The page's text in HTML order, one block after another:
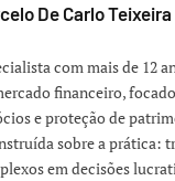
De Carlo Teixeira
com mais de 12
financeiro,
e proteção de
sobre a prática:
em decisões